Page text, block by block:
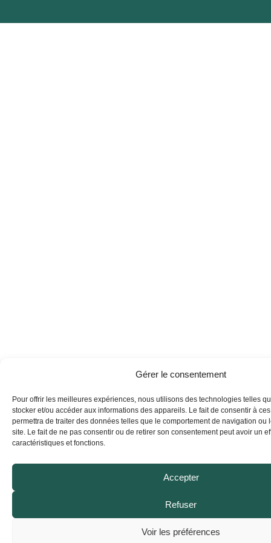
Gérer le consentement
Pour offrir les meilleures expériences, nous utilisons des technologies telles
stocker et/ou accéder aux informations des appareils. Le fait de consentir à
permettra de traiter des données telles que le comportement de navigation ou
site. Le fait de ne pas consentir ou de retirer son consentement peut avoir un
caractéristiques et fonctions.
Accepter
Refuser
Voir les préférences
b
a
e
u